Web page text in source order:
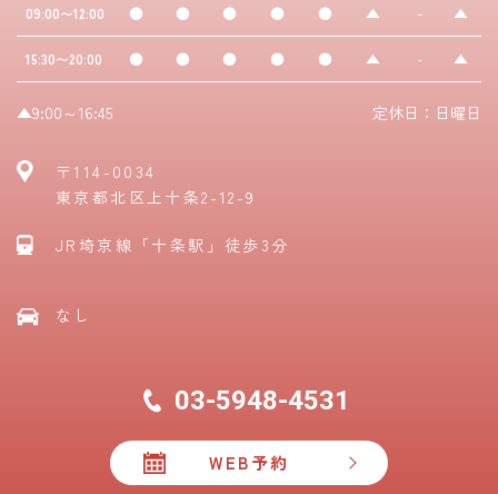
09:00〜12:00 ● ● ● ● ● ▲ - ▲
15:30〜20:00 ● ● ● ● ● ▲ - ▲
▲9:00～16:45 定休日：日曜日
〒114-0034
東京都北区上十条2-12-9
JR埼京線「十条駅」徒歩3分
なし
03-5948-4531
WEB予約